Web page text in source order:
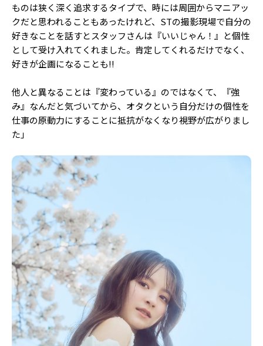
ものは狭く深く追求するタイプで、時には周囲からマニアッ
クだと思われることもあったけれど、STの撮影現場で自分の
好きなことを話すとスタッフさんは『いいじゃん！』と個性
として受け入れてくれました。肯定してくれるだけでなく、
好きが企画になることも!!
他人と異なることは『変わっている』のではなくて、『強
み』なんだと気づいてから、オタクという自分だけの個性を
仕事の原動力にすることに抵抗がなくなり視野が広がりまし
た」